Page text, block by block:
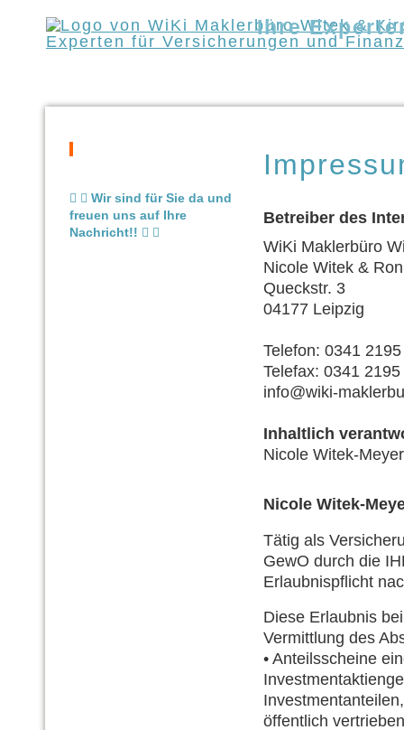
Ihre
WiKi Maklerbüro
Wir sind für Sie da und
freuen uns auf Ihre
Nachricht!!
Betreiber des
WiKi Maklerbüro
Nicole Witek &
Queckstr. 3
04177 Leipzig
Telefon: 0341
Telefax: 0341
info@wiki-
Inhaltlich
Nicole Witek-
Nicole Witek-
Tätig als
GewO durch die
Erlaubnispflicht
Diese Erlaubnis
Vermittlung des
• Anteilsscheine
öffentlich